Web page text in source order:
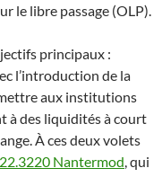
le libre passage (OLP).
principaux :
l’introduction de la
aux institutions
à des liquidités à court
À ces deux volets
Nantermod , qui